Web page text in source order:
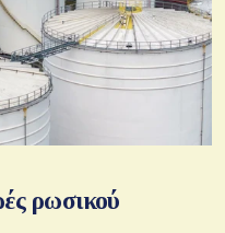
ρωσικού